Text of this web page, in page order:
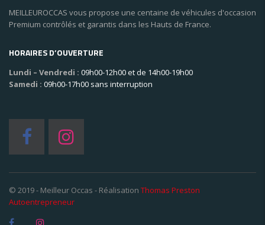
MEILLEUROCCAS vous propose une centaine de véhicules d'occasion
Premium contrôlés et garantis dans les Hauts de France.
HORAIRES D’OUVERTURE
Lundi – Vendredi : 09h00-12h00 et de 14h00-19h00
Samedi : 09h00-17h00 sans interruption
© 2019 - Meilleur Occas - Réalisation Thomas Preston
Autoentrepreneur